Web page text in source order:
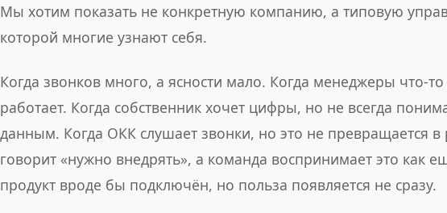
Мы хотим показать не конкретную компанию, а типовую
которой многие узнают себя.
Когда звонков много, а ясности мало. Когда менеджеры что-
работает. Когда собственник хочет цифры, но не всегда
данным. Когда ОКК слушает звонки, но это не превращается в
говорит «нужно внедрять», а команда воспринимает это как
продукт вроде бы подключён, но польза появляется не сразу.